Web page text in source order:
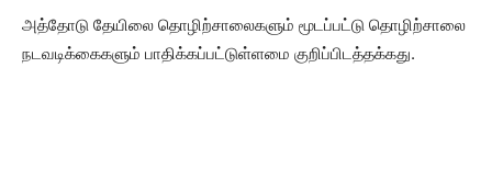
அத்தோடு தேயிலை தொழிற்சாலைகளும் மூடப்பட்டு தொழிற்சாலை
நடவடிக்கைகளும் பாதிக்கப்பட்டுள்ளமை குறிப்பிடத்தக்கது.